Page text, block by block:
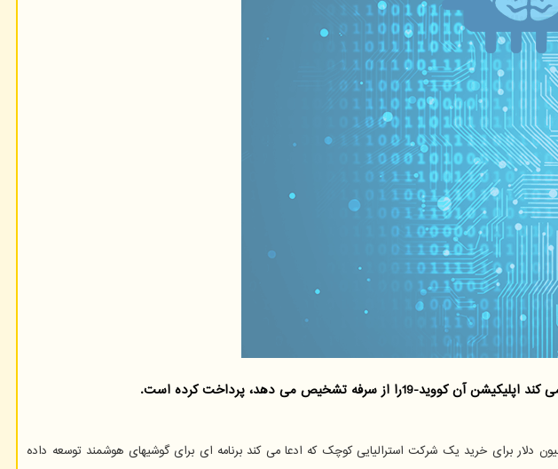
داروسازی و زیست فناوری "فایزر" نزدیک به ۱۲۰ میلیون دلار برای خرید یک شرکت استرالیایی کوچک که ادعا می کند برنامه ای برای گوشیهای هوشمند توسعه داده